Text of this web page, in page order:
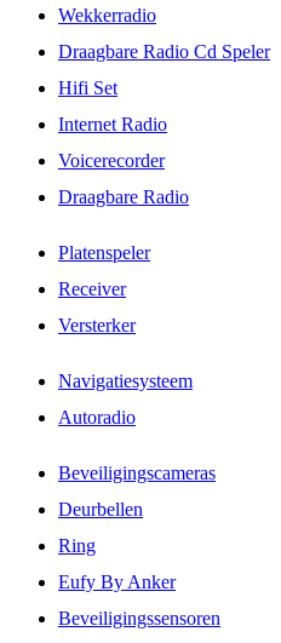
Wekkerradio
Draagbare Radio Cd Speler
Hifi Set
Internet Radio
Voicerecorder
Draagbare Radio
Platenspeler
Receiver
Versterker
Navigatiesysteem
Autoradio
Beveiligingscameras
Deurbellen
Ring
Eufy By Anker
Beveiligingssensoren